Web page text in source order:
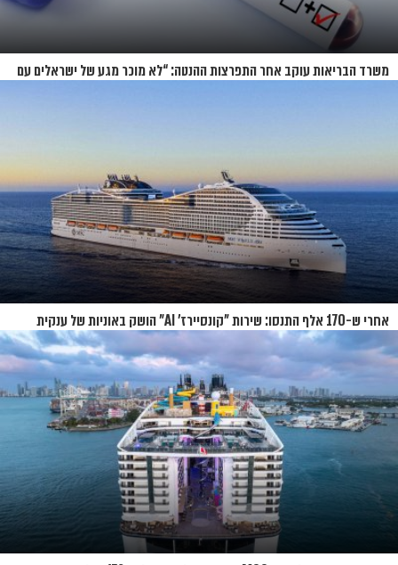
משרד הבריאות עוקב אחר התפרצות ההנטה: “לא מוכר מגע של ישראלים עם
אחרי ש-170 אלף התנסו: שירות "קונסיירז' AI" הושק באוניות של ענקית